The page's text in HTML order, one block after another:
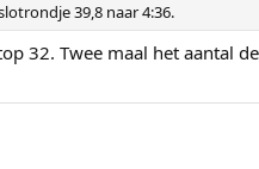
39,8 naar 4:36.
32. Twee maal het aantal